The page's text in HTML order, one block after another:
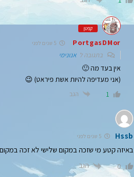
קפטן
PortgasDMor
בתגובה לאנונימי
אין בעד מה 🙂
(אני מעדיפה להיות אשת פיראט) 😉
1 הגב
Hssb
באיזה קטע מי שזכה במקום שלישי לא זכה
0 הגב